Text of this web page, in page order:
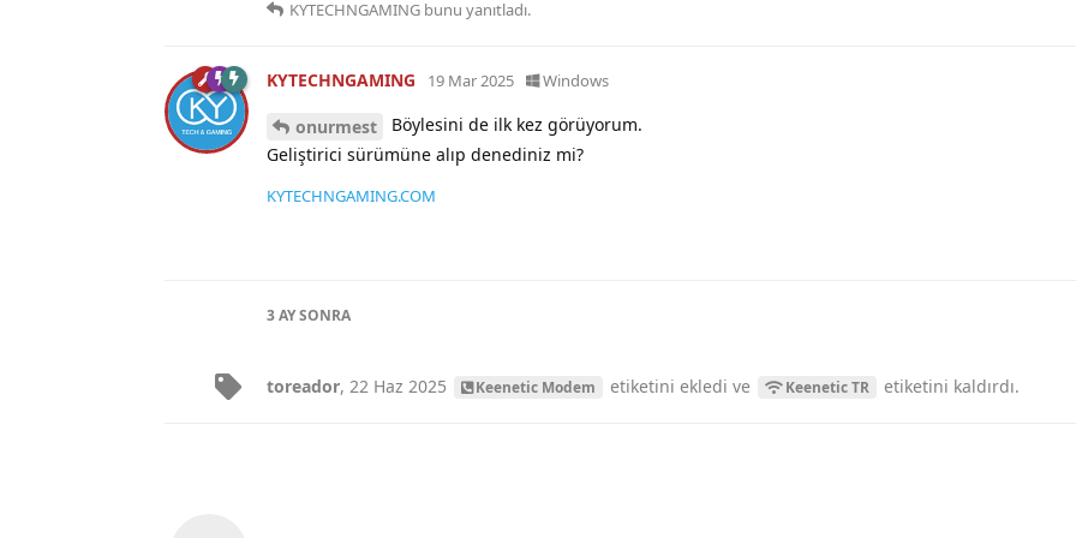
KYTECHNGAMING bunu yanıtladı.
KYTECHNGAMING 19 Mar 2025 Windows
onurmest
Böylesini de ilk kez görüyorum.
Geliştirici sürümüne alıp denediniz mi?
KYTECHNGAMING.COM
3 AYSONRA
toreador, 22 Haz 2025 Keenetic Modem etiketini ekledi ve Keenetic TR etiketini kaldırdı.